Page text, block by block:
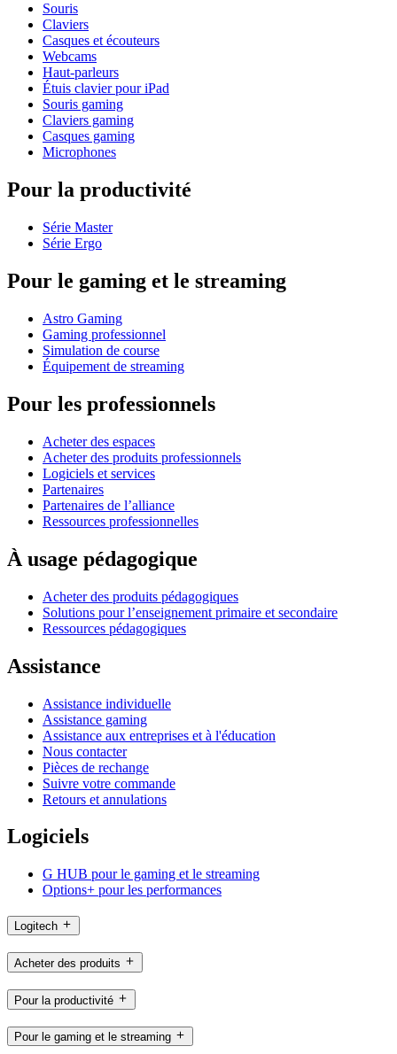
Souris
Claviers
Casques et écouteurs
Webcams
Haut-parleurs
Étuis clavier pour iPad
Souris gaming
Claviers gaming
Casques gaming
Microphones
Pour la productivité
Série Master
Série Ergo
Pour le gaming et le streaming
Astro Gaming
Gaming professionnel
Simulation de course
Équipement de streaming
Pour les professionnels
Acheter des espaces
Acheter des produits professionnels
Logiciels et services
Partenaires
Partenaires de l’alliance
Ressources professionnelles
À usage pédagogique
Acheter des produits pédagogiques
Solutions pour l’enseignement primaire et secondaire
Ressources pédagogiques
Assistance
Assistance individuelle
Assistance gaming
Assistance aux entreprises et à l'éducation
Nous contacter
Pièces de rechange
Suivre votre commande
Retours et annulations
Logiciels
G HUB pour le gaming et le streaming
Options+ pour les performances
Logitech
Acheter des produits
Pour la productivité
Pour le gaming et le streaming